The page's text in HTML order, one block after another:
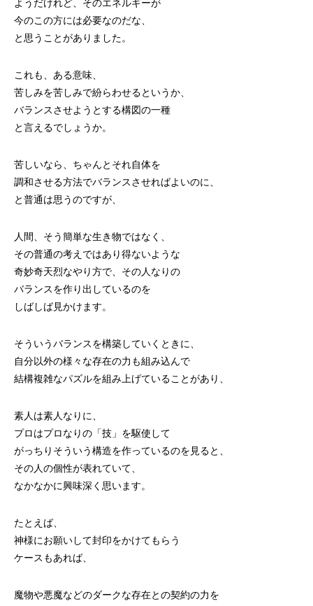
ようだけれど、そのエネルギーが
今のこの方には必要なのだな、
と思うことがありました。
これも、ある意味、
苦しみを苦しみで紛らわせるというか、
バランスさせようとする構図の一種
と言えるでしょうか。
苦しいなら、ちゃんとそれ自体を
調和させる方法でバランスさせればよいのに、
と普通は思うのですが、
人間、そう簡単な生き物ではなく、
その普通の考えではあり得ないような
奇妙奇天烈なやり方で、その人なりの
バランスを作り出しているのを
しばしば見かけます。
そういうバランスを構築していくときに、
自分以外の様々な存在の力も組み込んで
結構複雑なパズルを組み上げていることがあり、
素人は素人なりに、
プロはプロなりの「技」を駆使して
がっちりそういう構造を作っているのを見ると、
その人の個性が表れていて、
なかなかに興味深く思います。
たとえば、
神様にお願いして封印をかけてもらう
ケースもあれば、
魔物や悪魔などのダークな存在との契約の力を